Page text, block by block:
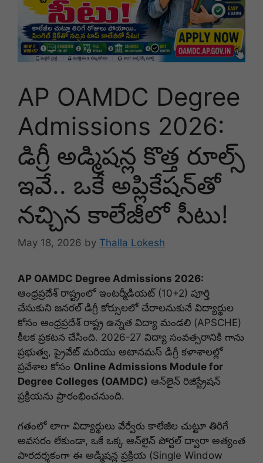
AP OAMDC Degree
Admissions 2026:
డిగ్రీ అడ్మిషన్ల కొత్త రూల్స్
ఇవే.. ఒకే అప్లికేషన్‌తో
నచ్చిన కాలేజీలో సీటు!
May 18, 2026 by Thalla Lokesh
AP OAMDC Degree Admissions 2026:
ఆంధ్రప్రదేశ్ రాష్ట్రంలో ఇంటర్మీడియట్ (10+2) పూర్తి
చేసుకుని జనరల్ డిగ్రీ కోర్సులలో చేరాలనుకునే విద్యార్థుల
కోసం ఆంధ్రప్రదేశ్ రాష్ట్ర ఉన్నత విద్యా మండలి (APSCHE)
కీలక ప్రకటన చేసింది. 2026-27 విద్యా సంవత్సరానికి గాను
ప్రభుత్వ, ప్రైవేట్ మరియు అటానమస్ డిగ్రీ కళాశాలల్లో
ప్రవేశాల కోసం Online Admissions Module for
Degree Colleges (OAMDC) ఆన్‌లైన్ రిజిస్ట్రేషన్
ప్రక్రియను ప్రారంభించనుంది.
గతంలో లాగా విద్యార్థులు వేర్వేరు కాలేజీల చుట్టూ తిరిగే
అవసరం లేకుండా, ఒకే ఒక్క ఆన్‌లైన్ పోర్టల్ ద్వారా అత్యంత
పారదర్శకంగా ఈ అడ్మిషన్ల ప్రక్రియ (Single Window